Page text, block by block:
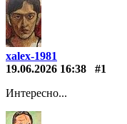
xalex-1981
19.06.2026 16:38
#1
Интересно...